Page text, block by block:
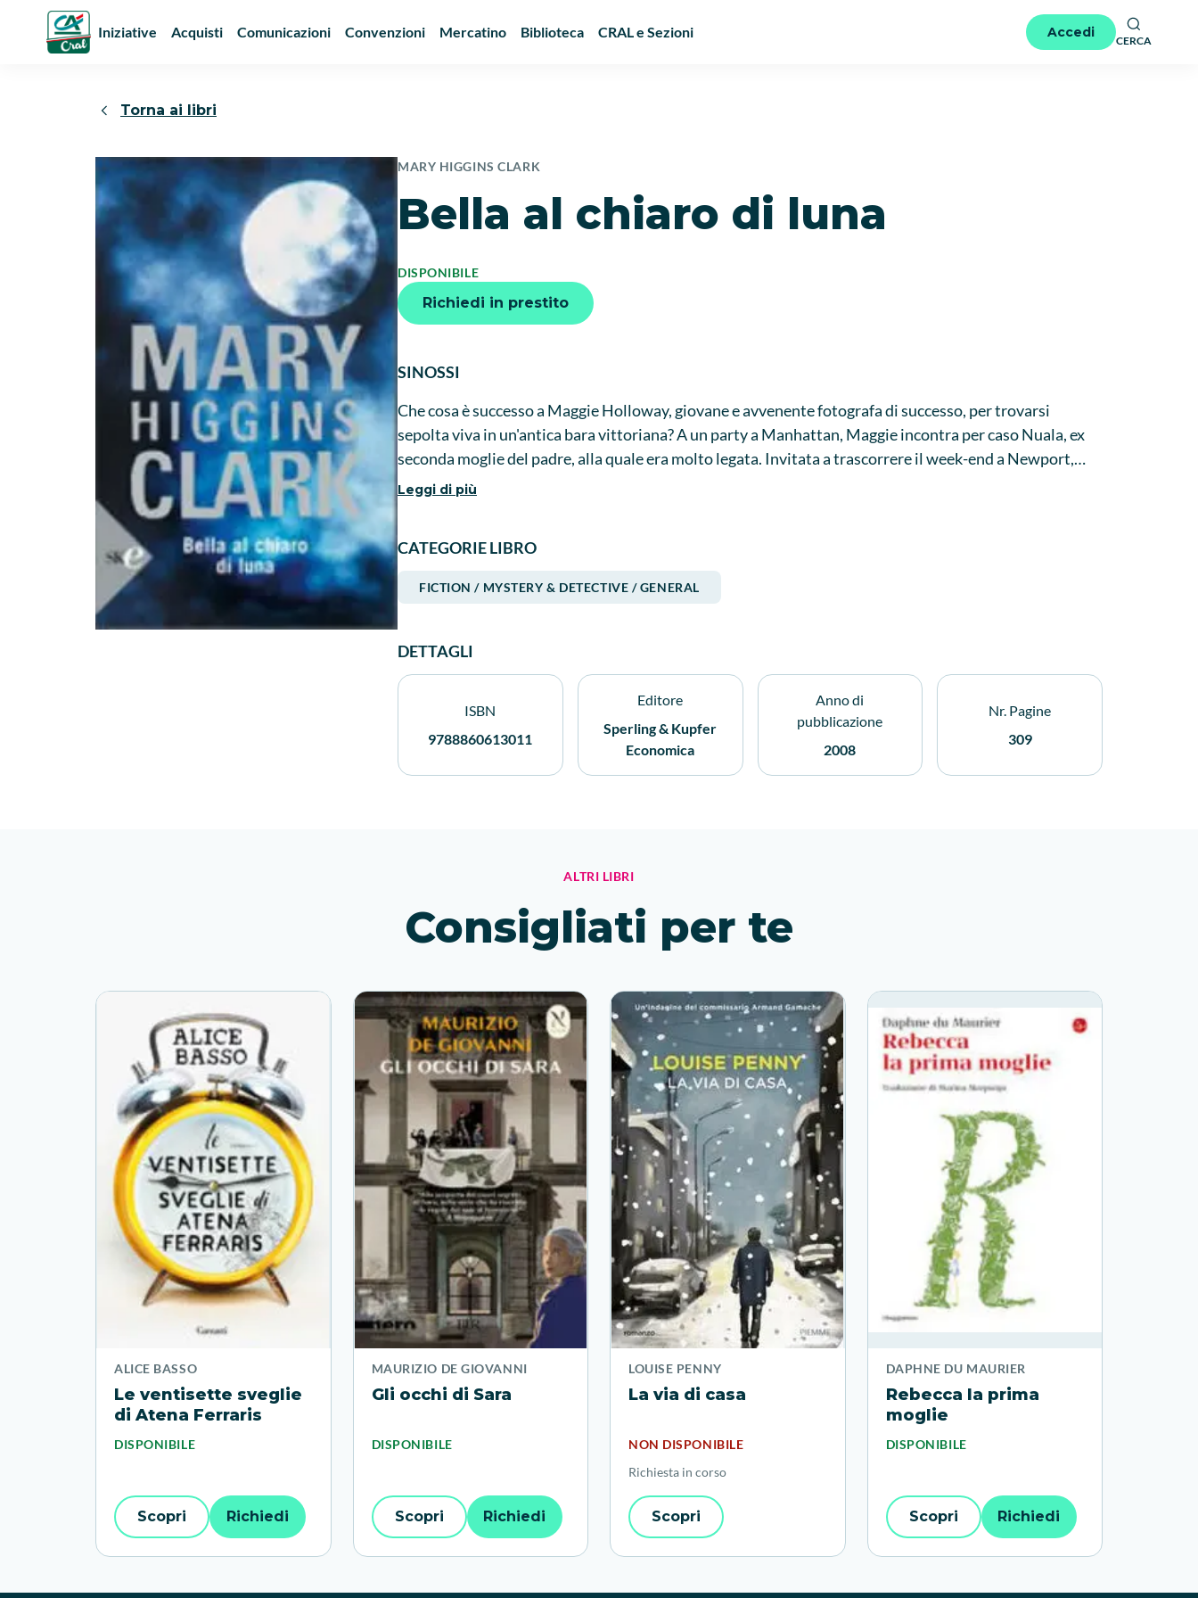
Iniziative Acquisti Comunicazioni Convenzioni Mercatino Biblioteca CRAL e Sezioni Accedi
CERCA
Torna ai libri
MARY HIGGINS CLARK
Bella al chiaro di luna
DISPONIBILE
Richiedi in prestito
SINOSSI
Che cosa è successo a Maggie Holloway, giovane e avvenente fotografa di successo, per trovarsi
sepolta viva in un'antica bara vittoriana? A un party a Manhattan, Maggie incontra per caso Nuala, ex
seconda moglie del padre, alla quale era molto legata. Invitata a trascorrere il week-end a Newport,
dove l'anziana e ricca signora risiede, all'arrivo scopre che la matrigna è stata assassinata,
depistare anche il lettore più attento.
Leggi di più
CATEGORIE LIBRO
FICTION / MYSTERY & DETECTIVE / GENERAL
DETTAGLI
ISBN
9788860613011
Editore
Sperling & Kupfer
Economica
Anno di
pubblicazione
2008
Nr. Pagine
309
ALTRI LIBRI
Consigliati per te
ALICE BASSO
Le ventisette sveglie
di Atena Ferraris
DISPONIBILE
Scopri Richiedi
MAURIZIO DE GIOVANNI
Gli occhi di Sara
DISPONIBILE
Scopri Richiedi
LOUISE PENNY
La via di casa
NON DISPONIBILE
Richiesta in corso
Scopri
DAPHNE DU MAURIER
Rebecca la prima
moglie
DISPONIBILE
Scopri Richiedi